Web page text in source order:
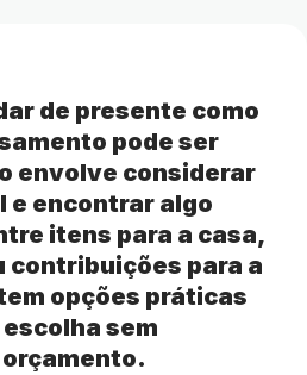
de presente como
pode ser
envolve considerar
e encontrar algo
itens para a casa,
contribuições para a
opções práticas
sem